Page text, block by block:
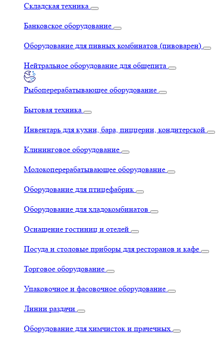
Складская техника
Банковское оборудование
Оборудование для пивных комбинатов (пивоварен)
Нейтральное оборудование для общепита
Рыбоперерабатывающее оборудование
Бытовая техника
Инвентарь для кухни, бара, пиццерии, кондитерской
Клининговое оборудование
Молокоперерабатывающее оборудование
Оборудование для птицефабрик
Оборудование для хладокомбинатов
Оснащение гостиниц и отелей
Посуда и столовые приборы для ресторанов и кафе
Торговое оборудование
Упаковочное и фасовочное оборудование
Линии раздачи
Оборудование для химчисток и прачечных